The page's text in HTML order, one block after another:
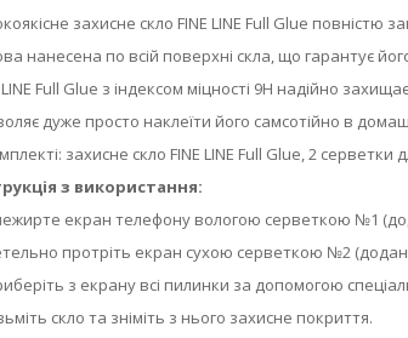
захисне скло FINE LINE Full Glue
нанесена по всій поверхні скла, що гарантує
LINE Full Glue з індексом міцності 9Н надійно
дуже просто наклеїти його самсотійно в
захисне скло FINE LINE Full Glue, 2
з використання:
екран телефону вологою серветкою №1
протріть екран сухою серветкою №2
з екрану всі пилинки за допомогою
скло та зніміть з нього захисне покриття.